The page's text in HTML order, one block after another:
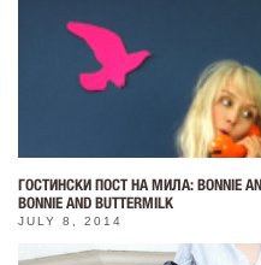
ГОСТИНСКИ ПОСТ НА МИЛА: BONNIE
BONNIE AND BUTTERMILK
JULY 8, 2014